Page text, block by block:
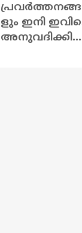
പ്രവര്‍ത്തനങ്ങ
ളും ഇനി